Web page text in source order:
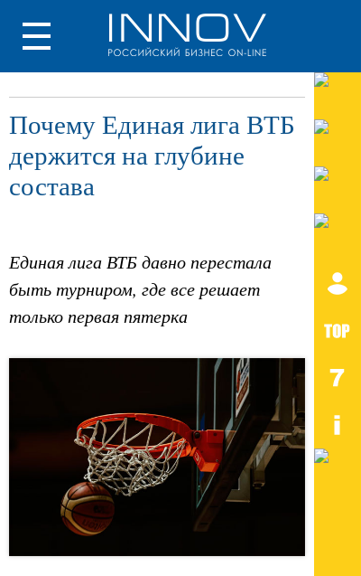
Почему Единая лига ВТБ
держится на глубине
состава
Единая лига ВТБ давно перестала
быть турниром, где все решает
только первая пятерка